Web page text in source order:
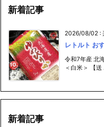
新着記事
2026/08/02 :
レトルト お
令和7年産 北
＜白米＞ 【送
新着記事